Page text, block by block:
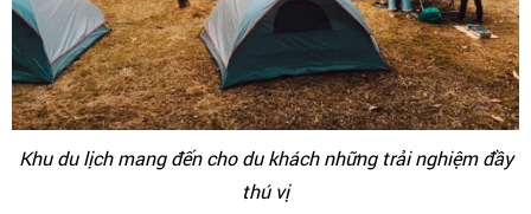
Khu du lịch mang đến cho du khách những trải nghiệm đầy
thú vị